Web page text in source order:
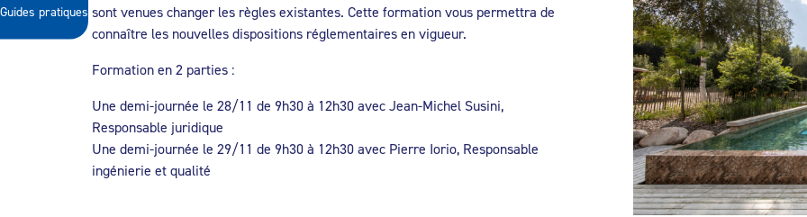
Guides pratiques sont venues changer les règles existantes. Cette formation vous permettra de
connaître les nouvelles dispositions réglementaires en vigueur.
Formation en 2 parties :
Une demi-journée le 28/11 de 9h30 à 12h30 avec Jean-Michel Susini,
Responsable juridique
Une demi-journée le 29/11 de 9h30 à 12h30 avec Pierre Iorio, Responsable
ingénierie et qualité